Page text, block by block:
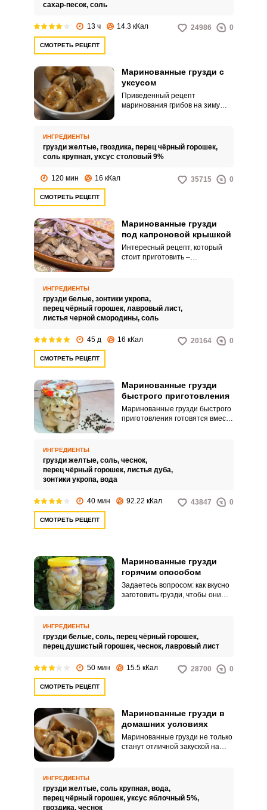
сахар-песок, соль
13 ч 14.3 кКал 24986 0
СМОТРЕТЬ РЕЦЕПТ
Маринованные грузди с
уксусом
Приведенный рецепт
маринования грибов на зиму
всю зиму, поэтому, в урожайный
год можно заготовить пару
ИНГРЕДИЕНТЫ
грузди желтые, гвоздика, перец чёрный горошек,
соль крупная, уксус столовый 9%
120 мин 16 кКал 35715 0
СМОТРЕТЬ РЕЦЕПТ
Маринованные грузди
под капроновой крышкой
Интересный рецепт, который
стоит приготовить –
быстрым, однако результат
полностью оправдывает
большие затраты времени и
сил.
ИНГРЕДИЕНТЫ
грузди белые, зонтики укропа,
перец чёрный горошек, лавровый лист,
листья черной смородины, соль
45 д 16 кКал 20164 0
СМОТРЕТЬ РЕЦЕПТ
Маринованные грузди
быстрого приготовления
Маринованные грузди быстрого
приготовления готовятся вместо
провариванием в маринаде.
Хрустящий вкус груздей немного
теряется, но это
ИНГРЕДИЕНТЫ
грузди желтые, соль, чеснок,
перец чёрный горошек, листья дуба,
зонтики укропа, вода
40 мин 92.22 кКал 43847 0
СМОТРЕТЬ РЕЦЕПТ
Маринованные грузди
горячим способом
Задаетесь вопросом: как вкусно
заготовить грузди, чтобы они
маринованные грузди горячим
способом.
ИНГРЕДИЕНТЫ
грузди белые, соль, перец чёрный горошек,
перец душистый горошек, чеснок, лавровый лист
50 мин 15.5 кКал 28700 0
СМОТРЕТЬ РЕЦЕПТ
Маринованные грузди в
домашних условиях
Маринованные грузди не только
станут отличной закуской на
полезных веществ.
ИНГРЕДИЕНТЫ
грузди желтые, соль крупная, вода,
перец чёрный горошек, уксус яблочный 5%,
гвоздика, чеснок